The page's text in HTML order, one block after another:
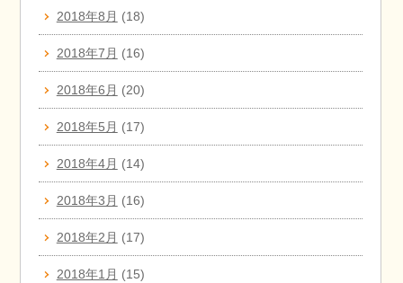
2018年8月 (18)
2018年7月 (16)
2018年6月 (20)
2018年5月 (17)
2018年4月 (14)
2018年3月 (16)
2018年2月 (17)
2018年1月 (15)